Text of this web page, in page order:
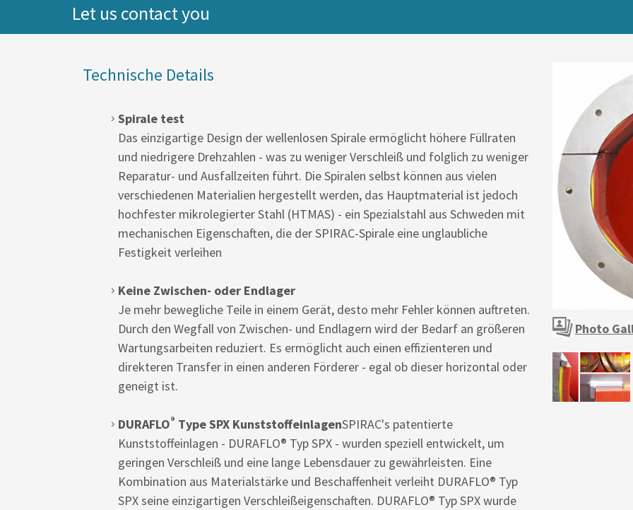
Let us contact you
Technische Details
Spirale test
Das einzigartige Design der wellenlosen Spirale ermöglicht höhere Füllraten
und niedrigere Drehzahlen - was zu weniger Verschleiß und folglich zu weniger
Reparatur- und Ausfallzeiten führt. Die Spiralen selbst können aus vielen
verschiedenen Materialien hergestellt werden, das Hauptmaterial ist jedoch
hochfester mikrolegierter Stahl (HTMAS) - ein Spezialstahl aus Schweden mit
mechanischen Eigenschaften, die der SPIRAC-Spirale eine unglaubliche
Festigkeit verleihen
Keine Zwischen- oder Endlager
Je mehr bewegliche Teile in einem Gerät, desto mehr Fehler können auftreten.
Durch den Wegfall von Zwischen- und Endlagern wird der Bedarf an größeren
Wartungsarbeiten reduziert. Es ermöglicht auch einen effizienteren und
direkteren Transfer in einen anderen Förderer - egal ob dieser horizontal oder
geneigt ist.
DURAFLO® Type SPX KunststoffeinlagenSPIRAC's patentierte
Kunststoffeinlagen - DURAFLO® Typ SPX - wurden speziell entwickelt, um
geringen Verschleiß und eine lange Lebensdauer zu gewährleisten. Eine
Kombination aus Materialstärke und Beschaffenheit verleiht DURAFLO® Typ
SPX seine einzigartigen Verschleißeigenschaften. DURAFLO® Typ SPX wurde
Photo